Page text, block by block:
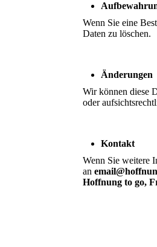
Wenn Sie eine
Daten zu löschen.
Änderungen
Wir können diese
oder
Kontakt
Wenn Sie weitere
an
Hoffnung to go,